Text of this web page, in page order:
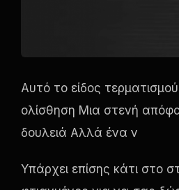
Αυτό το είδος
ολίσθηση Μια στενή
δουλειά Αλλά ένα ν
Υπάρχει επίσης κάτι στο